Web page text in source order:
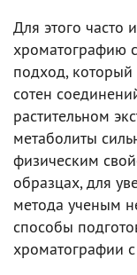
Для этого часто
хроматографию
подход, который
сотен
растительном
метаболиты
физическим
образцах, для
метода ученым
способы
хроматографии